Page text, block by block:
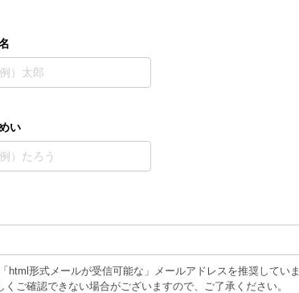
い
html形式メールが受信可能な」メールアドレスを推奨してい
ご確認できない場合がございますので、ご了承ください。